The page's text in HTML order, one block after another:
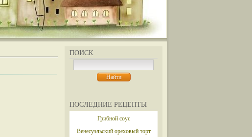
ПОИСК
ПОСЛЕДНИЕ РЕЦЕПТЫ
Грибной соус
Венесуэльский ореховый торт